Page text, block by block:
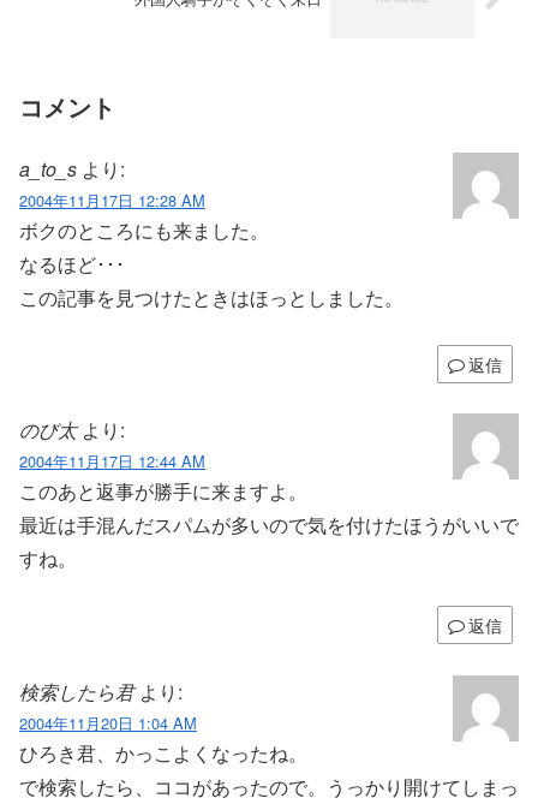
コメント
a_to_s より:
2004年11月17日 12:28 AM
ボクのところにも来ました。
なるほど･･･
この記事を見つけたときはほっとしました。
返信
のび太 より:
2004年11月17日 12:44 AM
このあと返事が勝手に来ますよ。
最近は手混んだスパムが多いので気を付けたほうがいいで
すね。
返信
検索したら君 より:
2004年11月20日 1:04 AM
ひろき君、かっこよくなったね。
で検索したら、ココがあったので。うっかり開けてしまっ